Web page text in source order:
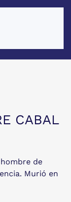
CABAL
de
Murió en